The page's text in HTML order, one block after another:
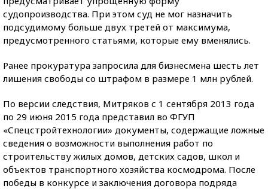
судопроизводства. При этом суд не мог назначить
подсудимому больше двух третей от максимума,
предусмотренного статьями, которые ему вменялись.
Ранее прокуратура запросила для бизнесмена шесть лет
лишения свободы со штрафом в размере 1 млн рублей.
По версии следствия, Митряков с 1 сентября 2013 года
по 29 июня 2015 года представил во ФГУП
«Спецстройтехнологии» документы, содержащие ложные
сведения о возможности выполнения работ по
строительству жилых домов, детских садов, школ и
объектов транспортного хозяйства космодрома. После
победы в конкурсе и заключения договора подряда